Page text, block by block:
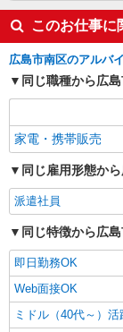
有) お
キー
このお仕事に
広島市南区のアルバ
同じ職種から広
家電・携帯販売
同じ雇用形態か
派遣社員
同じ特徴から広
即日勤務OK
Web面接OK
ミドル（40代～）活